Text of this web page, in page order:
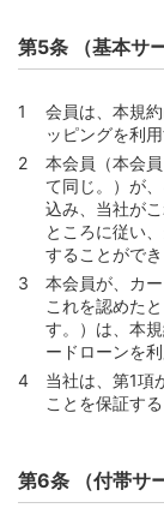
第1章 利用可能
第38条 （カ
第39条 （分
用）
第40条 （割
第41条 （キ
ローン利用
第42条 （キ
ローン利用
第43条 （複
第2章 ショッ
第44条 （カ
第45条 （加
第5条 （基本サ
会員は、本規
ッピングを利
本会員（本会
て同じ。）が
込み、当社が
ところに従い
することができ
本会員が、カ
これを認めた
す。）は、本
ードローンを
当社は、第1項
ことを保証す
第6条 （付帯サ